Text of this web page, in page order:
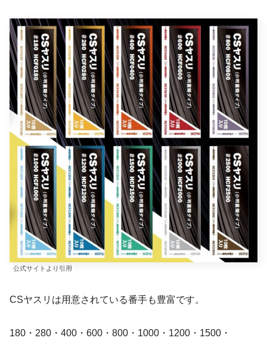
公式サイトより引用
CSヤスリは用意されている番手も豊富です。
180・280・400・600・800・1000・1200・1500・